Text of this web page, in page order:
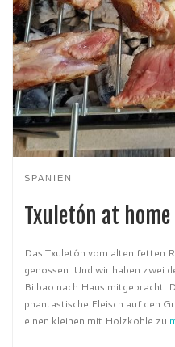
SPANIEN
Txuletón at home
Das Txuletón vom alten fetten
genossen. Und wir haben zwei
Bilbao nach Haus mitgebracht.
phantastische Fleisch auf den
einen kleinen mit Holzkohle zu